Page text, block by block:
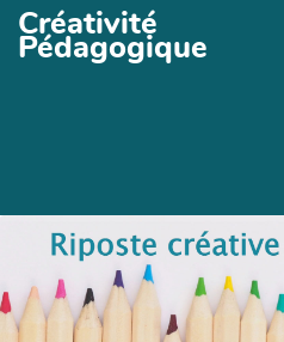
Créativité
Pédagogique